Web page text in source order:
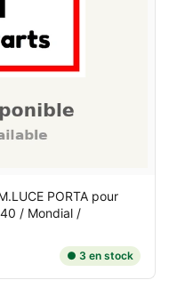
PORTA pour
/ Mondial /
● 3 en stock